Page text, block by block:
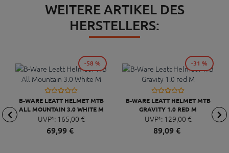
WEITERE ARTIKEL DES
HERSTELLERS:
B-WARE LEATT HELMET MTB
ALL MOUNTAIN 3.0 WHITE M
UVP¹: 165,00 €
69,99 €
-58 %
B-WARE LEATT HELMET MTB
GRAVITY 1.0 RED M
UVP¹: 129,00 €
89,09 €
-31 %